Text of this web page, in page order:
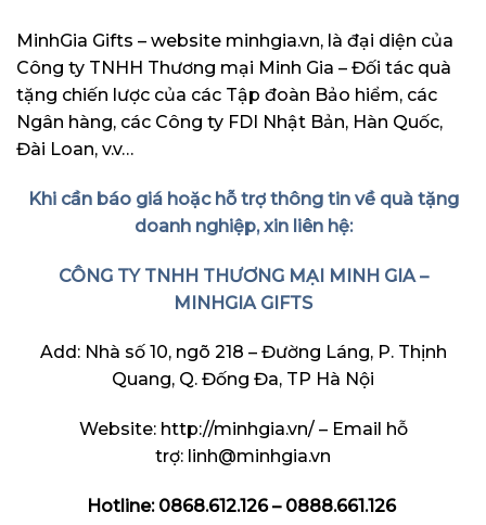
MinhGia Gifts – website minhgia.vn, là đại diện của
Công ty TNHH Thương mại Minh Gia – Đối tác quà
tặng chiến lược của các Tập đoàn Bảo hiểm, các
Ngân hàng, các Công ty FDI Nhật Bản, Hàn Quốc,
Đài Loan, v.v…
Khi cần báo giá hoặc hỗ trợ thông tin về quà tặng
doanh nghiệp, xin liên hệ:
CÔNG TY TNHH THƯƠNG MẠI MINH GIA –
MINHGIA GIFTS
Add: Nhà số 10, ngõ 218 – Đường Láng, P. Thịnh
Quang, Q. Đống Đa, TP Hà Nội
Website: http://minhgia.vn/– Email hỗ
trợ: linh@minhgia.vn
Hotline: 0868.612.126 – 0888.661.126